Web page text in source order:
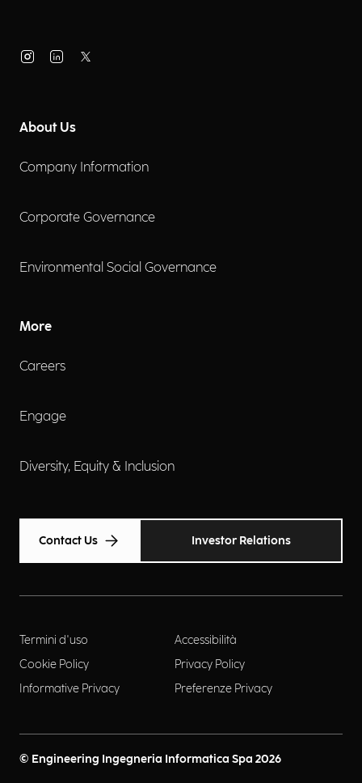
About Us
Company Information
Corporate Governance
Environmental Social Governance
More
Careers
Engage
Diversity, Equity & Inclusion
Contact Us Investor Relations
Termini d'uso
Accessibilità
Cookie Policy
Privacy Policy
Informative Privacy
Preferenze Privacy
© Engineering Ingegneria Informatica Spa 2026